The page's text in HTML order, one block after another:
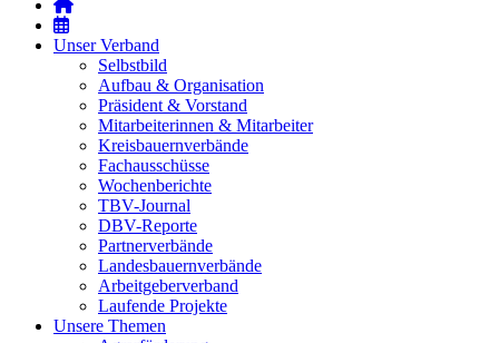
Unser Verband
Selbstbild
Aufbau & Organisation
Präsident & Vorstand
Mitarbeiterinnen & Mitarbeiter
Kreisbauernverbände
Fachausschüsse
Wochenberichte
TBV-Journal
DBV-Reporte
Partnerverbände
Landesbauernverbände
Arbeitgeberverband
Laufende Projekte
Unsere Themen